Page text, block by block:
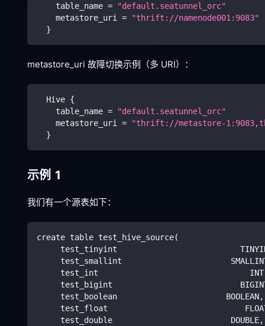
    table_name
=
"default.seatunnel_orc"
    metastore_uri
=
"thrift://namenode001:9083"
}
metastore_uri 故障切换示例（多 URI）：
  Hive
{
    table_name
=
"default.seatunnel_orc"
    metastore_uri
=
"thrift://metastore-
}
示例 1
我们有一个源表如下：
create table test_hive_source(
test_tinyint
test_smallint
test_int
test_bigint
     test_boolean                       BOOLEAN,
test_float
     test_double                         DOUBLE,